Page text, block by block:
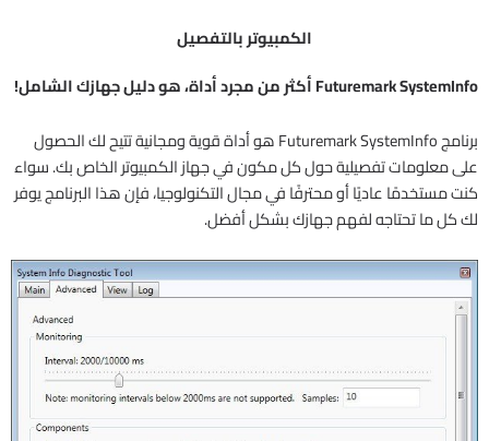
الكمبيوتر بالتفصيل
Futuremark SystemInfo أكثر من مجرد أداة، هو دليل جهازك الشامل!
برنامج Futuremark SystemInfo هو أداة قوية ومجانية تتيح لك الحصول
على معلومات تفصيلية حول كل مكون في جهاز الكمبيوتر الخاص بك. سواء
كنت مستخدمًا عاديًا أو محترفًا في مجال التكنولوجيا، فإن هذا البرنامج يوفر
لك كل ما تحتاجه لفهم جهازك بشكل أفضل.